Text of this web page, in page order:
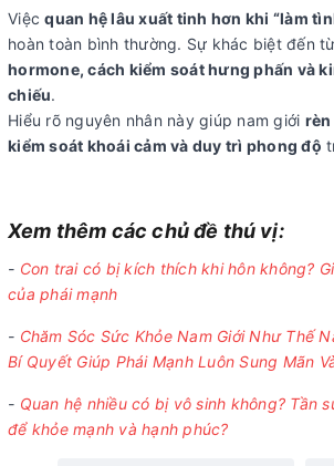
Việcquan hệ lâu xuất tinh hơn khi “làm
hoàn toàn bình thường. Sự khác biệt đến từ
hormone, cách kiểm soát hưng phấn và
chiếu.
Hiểu rõ nguyên nhân này giúp nam giới rèn
kiểm soát khoái cảm và duy trì phong độ
Xem thêm các chủ đề thú vị:
- Con trai có bị kích thích khi hôn không?
của phái mạnh
- Chăm Sóc Sức Khỏe Nam Giới Như Thế
Bí Quyết Giúp Phái Mạnh Luôn Sung Mãn
- Quan hệ nhiều có bị vô sinh không? Tần
để khỏe mạnh và hạnh phúc?